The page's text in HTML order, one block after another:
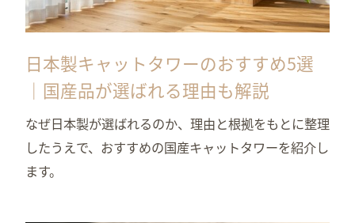
日本製キャットタワーのおすすめ5選
｜国産品が選ばれる理由も解説
なぜ日本製が選ばれるのか、理由と根拠をもとに整理
したうえで、おすすめの国産キャットタワーを紹介し
ます。